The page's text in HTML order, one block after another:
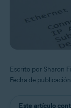
Escrito por Sharon
Fecha de
Este artículo